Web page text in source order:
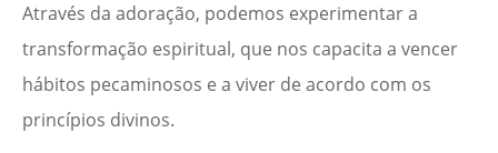
Através da adoração, podemos experimentar a
transformação espiritual, que nos capacita a vencer
hábitos pecaminosos e a viver de acordo com os
princípios divinos.